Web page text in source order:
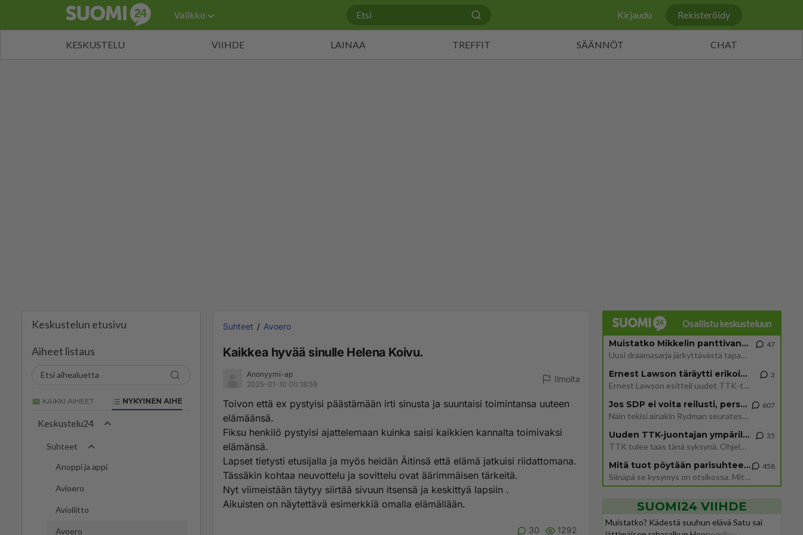
Valikko Kirjaudu Rekisteröidy
KESKUSTELU VIIHDE LAINAA TREFFIT SÄÄNNÖT CHAT
Keskustelun etusivu
Aiheet listaus
KAIKKI AIHEET NYKYINEN AIHE
Keskustelu24
Suhteet
Anoppi ja appi
Avioero
Avioliitto
Avoero
Suhteet Avoero
Kaikkea hyvää sinulle Helena Koivu.
Anonyymi-ap
2025-01-10 00:18:59
Ilmoita
Toivon että ex pystyisi päästämään irti sinusta ja suuntaisi toimintansa uuteen
elämäänsä.
Fiksu henkilö pystyisi ajattelemaan kuinka saisi kaikkien kannalta toimivaksi
elämänsä.
Lapset tietysti etusijalla ja myös heidän Äitinsä että elämä jatkuisi riidattomana.
Tässäkin kohtaa neuvottelu ja sovittelu ovat äärimmäisen tärkeitä.
Nyt viimeistään täytyy siirtää sivuun itsensä ja keskittyä lapsiin .
Aikuisten on näytettävä esimerkkiä omalla elämällään.
30 1292
Osallistu keskusteluun
Muistatko Mikkelin panttivankidraaman?
Uusi draamasarja järkyttävästä tapauksesta on tulossa. Tositapahtumiin perustuva sarja ammentaa vuoden 1986 Mikkelin pan
47
Ernest Lawson täräytti erikoisen heiton TTK-lehdistötilaisuudessa: " Onko tässä tarkoituksena...?"
Ernest Lawson esitteli uudet TTK-tähtioppilaat ja opettajat torstaina 6.8. lehdistölle. Tulevalla kaudella on yksi hausk
3
Jos SDP ei voita reilusti, persut kumoavat demokratian Suomesta
Näin tekisi ainakin Rydman seuratessaan idolinsa Trumpin mallia https://www.is.fi/politiikka/art-2000012187244.html
607
Uuden TTK-juontajan ympärillä epätietoisuus sakenee - Nyt MTV hämmentää soppaa
TTK tulee taas tänä syksynä. Ohjelman uudet tähtioppilaat julkistetaan torstaina 6. elokuuta klo 14 alkavassa lehdistö
35
Mitä tuot pöytään parisuhteessa?
Siinäpä se kysymys on otsikossa. Mitäpä siis tuot/toisit pöytään parisuhteessa? Oletko mies vai nainen? Koetko sen mitä
458
SUOMI24 VIIHDE
Muistatko? Kädestä suuhun elävä Satu sai